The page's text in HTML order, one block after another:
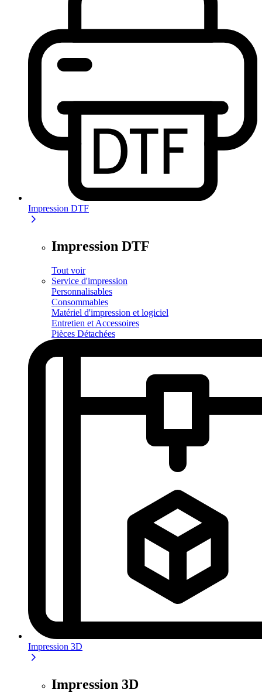
Impression DTF
Impression DTF
Tout voir
Service d'impression
Personnalisables
Consommables
Matériel d'impression et logiciel
Entretien et Accessoires
Pièces Détachées
Impression 3D
Impression 3D